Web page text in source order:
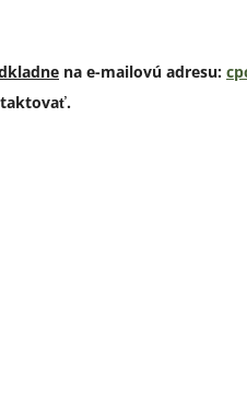
na e-mailovú adresu: